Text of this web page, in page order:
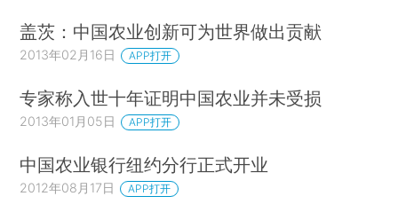
盖茨：中国农业创新可为世界做出贡献
2013年02月16日 APP打开
专家称入世十年证明中国农业并未受损
2013年01月05日 APP打开
中国农业银行纽约分行正式开业
2012年08月17日 APP打开